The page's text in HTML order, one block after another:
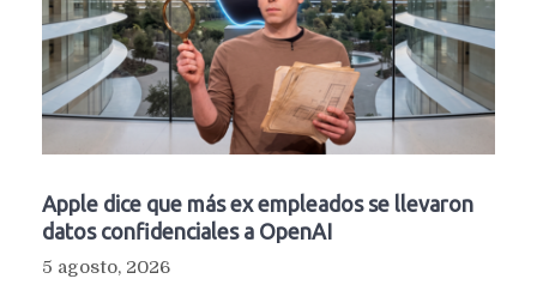
Apple dice que más ex empleados se llevaron
datos confidenciales a OpenAI
5 agosto, 2026